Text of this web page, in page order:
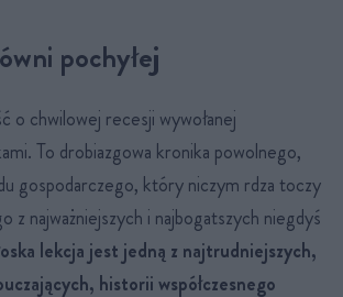
pochyłej
o chwilowej recesji wywołanej
To drobiazgowa kronika powolnego,
gospodarczego, który niczym rdza toczy
z najważniejszych i najbogatszych niegdyś
lekcja jest jedną z najtrudniejszych,
historii współczesnego